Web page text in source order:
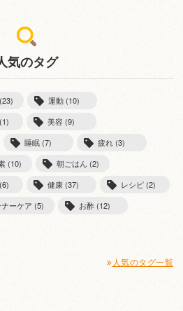
気のタグ
運動 (10)
美容 (9)
睡眠 (7)
疲れ (3)
(10)
朝ごはん (2)
健康 (37)
レシピ (2)
ーケア (5)
お酢 (12)
人気のタグ一覧